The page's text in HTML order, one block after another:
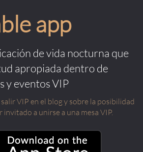
app
de vida nocturna que
apropiada dentro de
y eventos VIP
VIP en el blog y sobre la posibilidad
invitado a unirse a una mesa VIP.